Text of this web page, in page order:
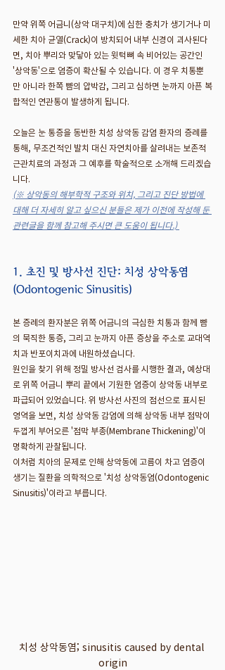
만약 위쪽 어금니(상악 대구치)에 심한 충치가 생기거나 미
세한 치아 균열(Crack)이 방치되어 내부 신경이 괴사된다
면, 치아 뿌리와 맞닿아 있는 윗턱뼈 속 비어있는 공간인
'상악동'으로 염증이 확산될 수 있습니다. 이 경우 치통뿐
만 아니라 한쪽 뺨의 압박감, 그리고 심하면 눈까지 아픈 복
합적인 연관통이 발생하게 됩니다.
오늘은 눈 통증을 동반한 치성 상악동 감염 환자의 증례를
통해, 무조건적인 발치 대신 자연치아를 살려내는 보존적
근관치료의 과정과 그 예후를 학술적으로 소개해 드리겠습
니다.
(※ 상악동의 해부학적 구조와 위치, 그리고 진단 방법에
대해 더 자세히 알고 싶으신 분들은 제가 이전에 작성해 둔
관련글을 함께 참고해 주시면 큰 도움이 됩니다.)
1. 초진 및 방사선 진단: 치성 상악동염
(Odontogenic Sinusitis)
본 증례의 환자분은 위쪽 어금니의 극심한 치통과 함께 뺨
의 묵직한 통증, 그리고 눈까지 아픈 증상을 주소로 교대역
치과 반포이치과에 내원하셨습니다.
원인을 찾기 위해 정밀 방사선 검사를 시행한 결과, 예상대
로 위쪽 어금니 뿌리 끝에서 기원한 염증이 상악동 내부로
파급되어 있었습니다. 위 방사선 사진의 점선으로 표시된
영역을 보면, 치성 상악동 감염에 의해 상악동 내부 점막이
두껍게 부어오른 '점막 부종(Membrane Thickening)'이
명확하게 관찰됩니다.
이처럼 치아의 문제로 인해 상악동에 고름이 차고 염증이
생기는 질환을 의학적으로 '치성 상악동염(Odontogenic
Sinusitis)'이라고 부릅니다.
치성 상악동염; sinusitis caused by dental
origin